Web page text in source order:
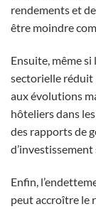
rendements et
être moindre
Ensuite, même
sectorielle
aux évolutions
hôteliers dans
des rapports de
d’investissement
Enfin,
peut accroître le